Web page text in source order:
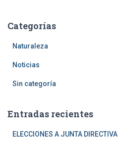
rCategorías
Naturaleza
Noticias
Sin categoría
Entradas recientes
ELECCIONES A JUNTA DIRECTIVA